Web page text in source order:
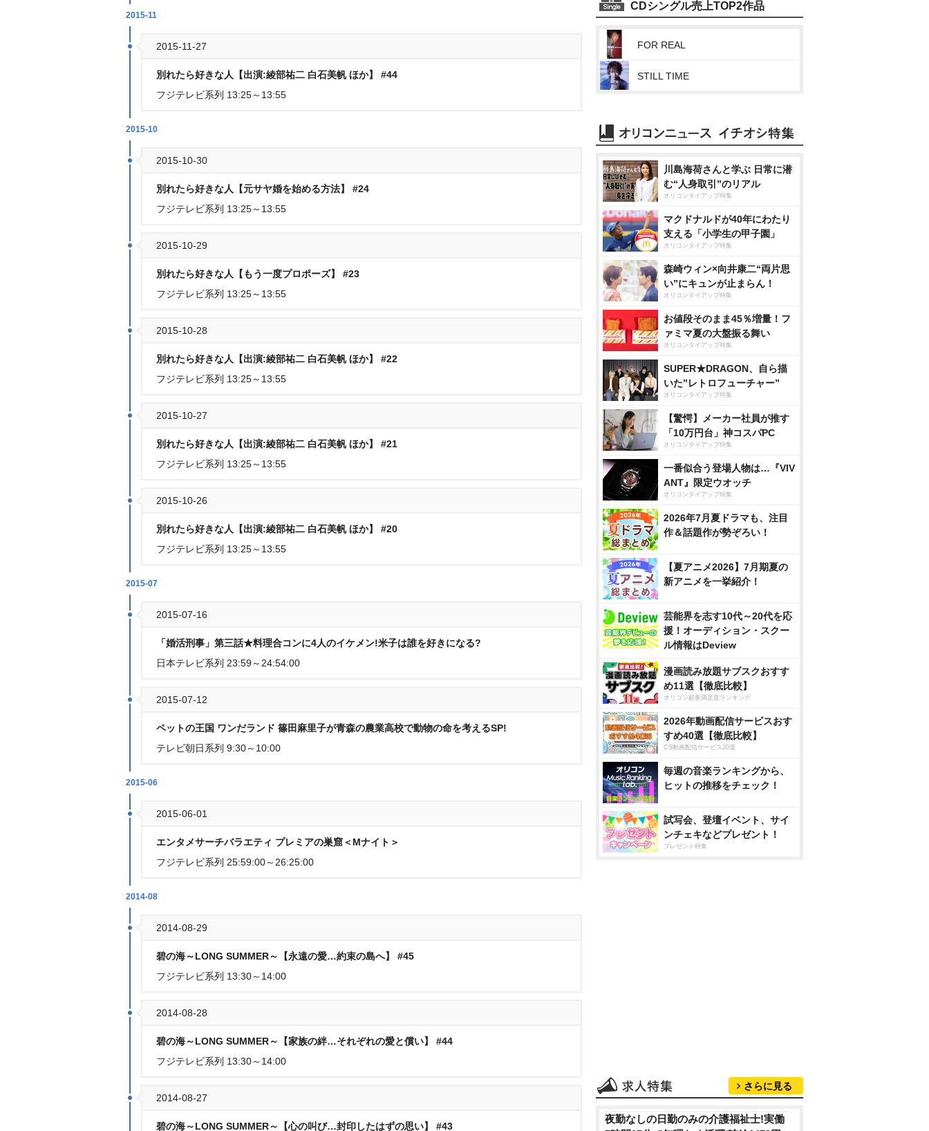
2015-11
2015-11-27
別れたら好きな人【出演:綾部祐二 白石美帆 ほか】 #44
フジテレビ系列 13:25～13:55
2015-10
2015-10-30
別れたら好きな人【元サヤ婚を始める方法】 #24
フジテレビ系列 13:25～13:55
2015-10-29
別れたら好きな人【もう一度プロポーズ】 #23
フジテレビ系列 13:25～13:55
2015-10-28
別れたら好きな人【出演:綾部祐二 白石美帆 ほか】 #22
フジテレビ系列 13:25～13:55
2015-10-27
別れたら好きな人【出演:綾部祐二 白石美帆 ほか】 #21
フジテレビ系列 13:25～13:55
2015-10-26
別れたら好きな人【出演:綾部祐二 白石美帆 ほか】 #20
フジテレビ系列 13:25～13:55
2015-07
2015-07-16
「婚活刑事」第三話★料理合コンに4人のイケメン!米子は誰を好きになる?
日本テレビ系列 23:59～24:54:00
2015-07-12
ペットの王国 ワンだランド 篠田麻里子が青森の農業高校で動物の命を考えるSP!
テレビ朝日系列 9:30～10:00
2015-06
2015-06-01
エンタメサーチバラエティ プレミアの巣窟＜Mナイト＞
フジテレビ系列 25:59:00～26:25:00
2014-08
2014-08-29
碧の海～LONG SUMMER～【永遠の愛…約束の島へ】 #45
フジテレビ系列 13:30～14:00
2014-08-28
碧の海～LONG SUMMER～【家族の絆…それぞれの愛と償い】 #44
フジテレビ系列 13:30～14:00
2014-08-27
碧の海～LONG SUMMER～【心の叫び…封印したはずの思い】 #43
CDシングル売上TOP2作品
FOR REAL
STILL TIME
川島海荷さんと学ぶ 日常に潜
む“人身取引”のリアル
オリコンタイアップ特集
マクドナルドが40年にわたり
支える「小学生の甲子園」
オリコンタイアップ特集
森崎ウィン×向井康二“両片思
い”にキュンが止まらん！
オリコンタイアップ特集
お値段そのまま45％増量！フ
ァミマ夏の大盤振る舞い
オリコンタイアップ特集
SUPER★DRAGON、自ら描
いた”レトロフューチャー”
オリコンタイアップ特集
【驚愕】メーカー社員が推す
「10万円台」神コスパPC
オリコンタイアップ特集
一番似合う登場人物は…『VIV
ANT』限定ウオッチ
オリコンタイアップ特集
2026年7月夏ドラマも、注目
作＆話題作が勢ぞろい！
【夏アニメ2026】7月期夏の
新アニメを一挙紹介！
芸能界を志す10代～20代を応
援！オーディション・スクー
ル情報はDeview
漫画読み放題サブスクおすす
め11選【徹底比較】
オリコン顧客満足度ランキング
2026年動画配信サービスおす
すめ40選【徹底比較】
CS動画配信サービス20選
毎週の音楽ランキングから、
ヒットの推移をチェック！
試写会、登壇イベント、サイ
ンチェキなどプレゼント！
プレゼント特集
さらに見る
夜勤なしの日勤のみの介護福祉士!実働